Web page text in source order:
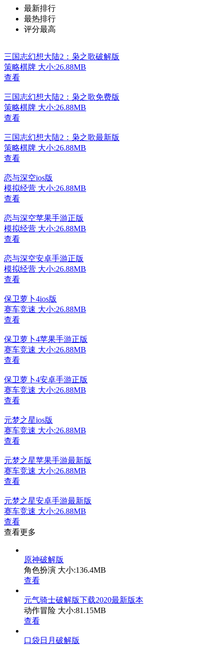
最新排行
最热排行
评分最高
三国志幻想大陆2：枭之歌破解版
策略棋牌 大小:26.88MB
查看
三国志幻想大陆2：枭之歌免费版
策略棋牌 大小:26.88MB
查看
三国志幻想大陆2：枭之歌最新版
策略棋牌 大小:26.88MB
查看
恋与深空ios版
模拟经营 大小:26.88MB
查看
恋与深空苹果手游正版
模拟经营 大小:26.88MB
查看
恋与深空安卓手游正版
模拟经营 大小:26.88MB
查看
保卫萝卜4ios版
赛车竞速 大小:26.88MB
查看
保卫萝卜4苹果手游正版
赛车竞速 大小:26.88MB
查看
保卫萝卜4安卓手游正版
赛车竞速 大小:26.88MB
查看
元梦之星ios版
赛车竞速 大小:26.88MB
查看
元梦之星苹果手游最新版
赛车竞速 大小:26.88MB
查看
元梦之星安卓手游最新版
赛车竞速 大小:26.88MB
查看
查看更多
原神破解版
角色扮演 大小:136.4MB
查看
元气骑士破解版下载2020最新版本
动作冒险 大小:81.15MB
查看
口袋日月破解版